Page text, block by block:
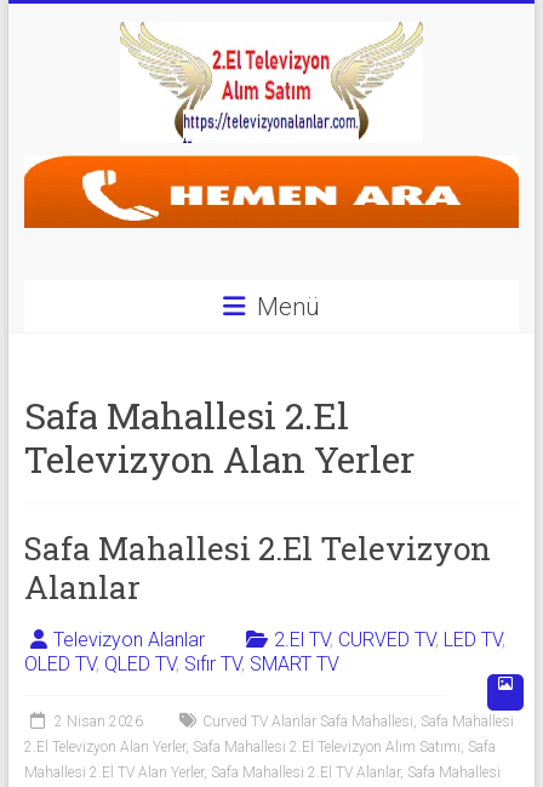
Televizyon
Alanlar
Alanlar
|
Alanlar
İkinci
El
Sıfır
Alanlar ile
iletişim
kurarak
Menü
Safa Mahallesi 2.El
Televizyon Alan Yerler
Safa Mahallesi 2.El Televizyon
Alanlar
Televizyon Alanlar 2.El TV, CURVED TV, LED TV,
OLED TV, QLED TV, Sıfır TV, SMART TV
2 Nisan 2026 Curved TV Alanlar Safa Mahallesi Safa Mahallesi
2.El Televizyon Alan Yerler, Safa Mahallesi 2.El Televizyon Alım Satımı Safa
Mahallesi 2.El TV Alan Yerler, Safa Mahallesi 2.El TV Alanlar, Safa Mahallesi